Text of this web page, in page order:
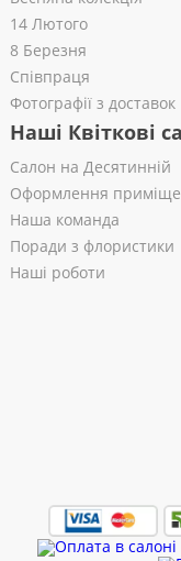
14 Лютого
8 Березня
Співпраця
Фотографії з доставок
Наші Квіткові
Салон на Десятинній
Оформлення
Наша команда
Поради з флористики
Наші роботи